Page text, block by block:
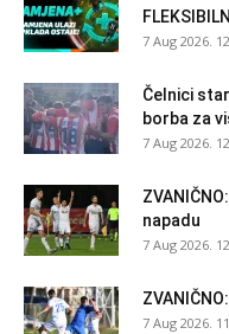
7 Aug 2026.
Čelnici
borba za
7 Aug 2026.
napadu
7 Aug 2026.
7 Aug 2026.